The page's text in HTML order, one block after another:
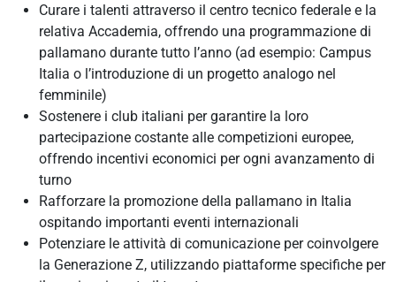
Curare i talenti attraverso il centro tecnico federale e la
relativa Accademia, offrendo una programmazione di
pallamano durante tutto l’anno (ad esempio: Campus
Italia o l’introduzione di un progetto analogo nel
femminile)
Sostenere i club italiani per garantire la loro
partecipazione costante alle competizioni europee,
offrendo incentivi economici per ogni avanzamento di
turno
Rafforzare la promozione della pallamano in Italia
ospitando importanti eventi internazionali
Potenziare le attività di comunicazione per coinvolgere
la Generazione Z, utilizzando piattaforme specifiche per